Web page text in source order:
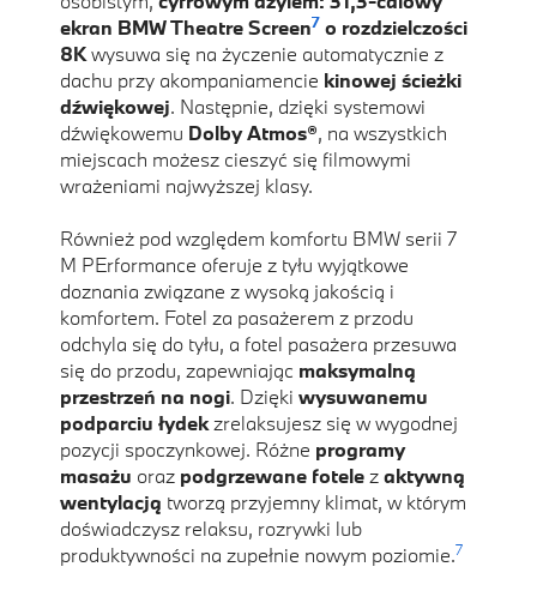
ekran BMW Theatre Screen7 o rozdzielczości
8Kwysuwa się na życzenie automatycznie z
dachu przy akompaniamencie kinowej ścieżki
dźwiękowej. Następnie, dzięki systemowi
dźwiękowemu Dolby Atmos®, na wszystkich
miejscach możesz cieszyć się filmowymi
wrażeniami najwyższej klasy.
Również pod względem komfortu BMW serii 7
M PErformance oferuje z tyłu wyjątkowe
doznania związane z wysoką jakością i
komfortem. Fotel za pasażerem z przodu
odchyla się do tyłu, a fotel pasażera przesuwa
się do przodu, zapewniając maksymalną
przestrzeń na nogi. Dzięki wysuwanemu
podparciu łydekzrelaksujesz się w wygodnej
pozycji spoczynkowej. Różne programy
masażu oraz podgrzewane fotelezaktywną
wentylacją tworzą przyjemny klimat, w którym
doświadczysz relaksu, rozrywki lub
produktywności na zupełnie nowym poziomie.7